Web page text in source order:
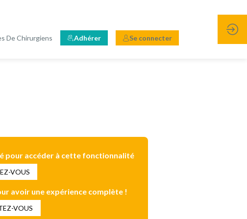
De Chirurgiens Adhérer Se connecter
pour accéder à cette fonctionnalité
VOUS
avoir une expérience complète !
VOUS